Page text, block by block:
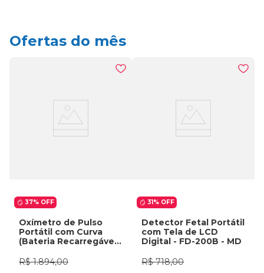
Ofertas do mês
37% OFF
Oxímetro de Pulso
Portátil com Curva
(Bateria Recarregável
Medtech
R$ 1.894,00
31% OFF
Detector Fetal Portátil
com Tela de LCD
Digital - FD-200B - MD
R$ 718,00